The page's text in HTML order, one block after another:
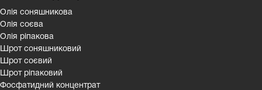
Олія соняшникова
Олія соєва
Олія ріпакова
Шрот соняшниковий
Шрот соєвий
Шрот ріпаковий
Фосфатидний концентрат